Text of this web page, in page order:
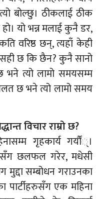
बोल्छु। ठीकलाई ठीक
यो भन्न मलाई कुनै डर,
वरिष्ठ छन्, त्यहाँ केही
सही छ कि छैन? कुनै सानो
भने त्यो लामो समयसम्म
छ भने त्यो लामो समय
विचार राम्रो छ?
गृहकार्य गर्यौं्।
छलफल गरेर, मधेसी
मुद्दा सम्बोधन गराउनका
पार्टीहरुसँग एक महिना